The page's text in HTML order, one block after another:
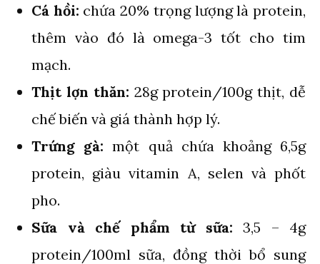
Cá hồi: chứa 20% trọng lượng là protein,
thêm vào đó là omega-3 tốt cho tim
mạch.
Thịt lợn thăn: 28g protein/100g thịt, dễ
chế biến và giá thành hợp lý.
Trứng gà: một quả chứa khoảng 6,5g
protein, giàu vitamin A, selen và phốt
pho.
Sữa và chế phẩm từ sữa: 3,5 – 4g
protein/100ml sữa, đồng thời bổ sung